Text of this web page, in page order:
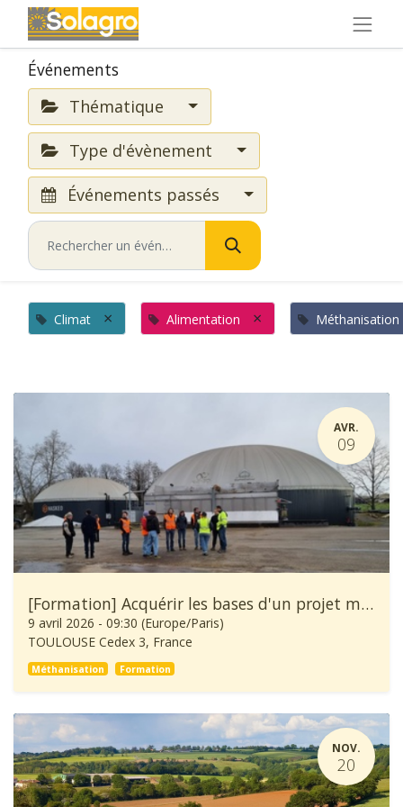
Événements
Thématique
Type d'évènement
Événements passés
Climat × Alimentation × Méthanisation
AVR.
09
[Formation] Acquérir les bases d'un projet méthanisation
9 avril 2026 - 09:30 (Europe/Paris)
TOULOUSE Cedex 3, France
Méthanisation Formation
NOV.
20